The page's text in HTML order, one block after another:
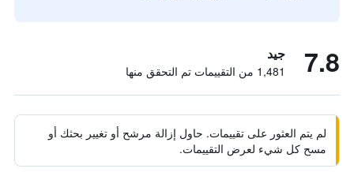
7.8 جيد
1,481 من التقييمات تم التحقق منها
لم يتم العثور على تقييمات. حاول إزالة مرشح أو تغيير بحثك أو
مسح كل شيء لعرض التقييمات.